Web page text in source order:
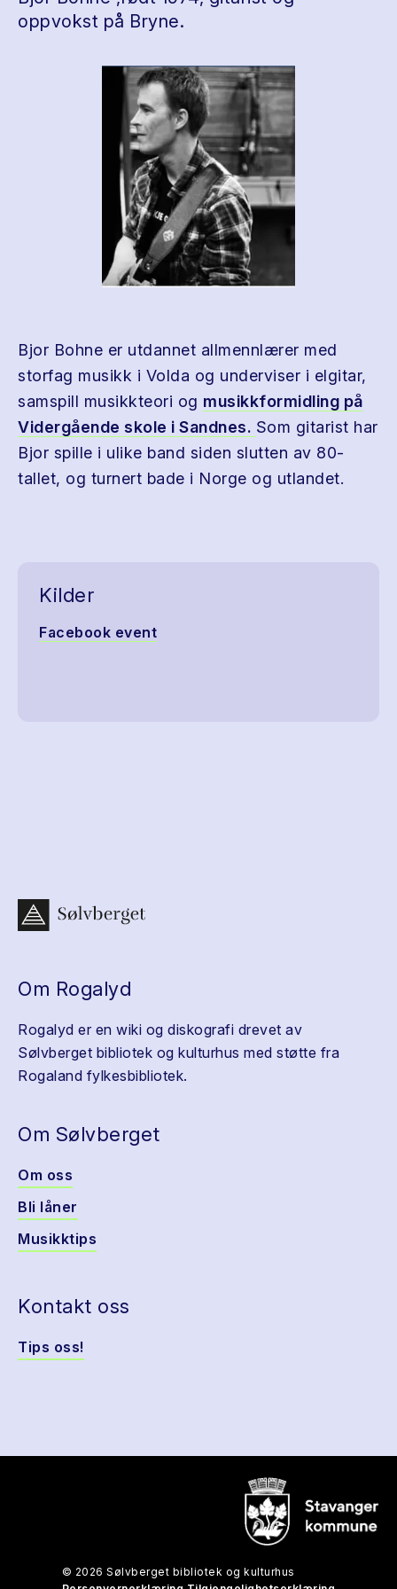
oppvokst på Bryne.
Bjor Bohne er utdannet allmennlærer med
storfag musikk i Volda og underviser i elgitar,
samspill musikkteori og musikkformidling på
Vidergående skole i Sandnes. Som gitarist har
Bjor spille i ulike band siden slutten av 80-
tallet, og turnert bade i Norge og utlandet.
Kilder
Facebook event
Om Rogalyd
Rogalyd er en wiki og diskografi drevet av
Sølvberget bibliotek og kulturhus med støtte fra
Rogaland fylkesbibliotek.
Om Sølvberget
Om oss
Bli låner
Musikktips
Kontakt oss
Tips oss!
© 2026 Sølvberget bibliotek og kulturhus